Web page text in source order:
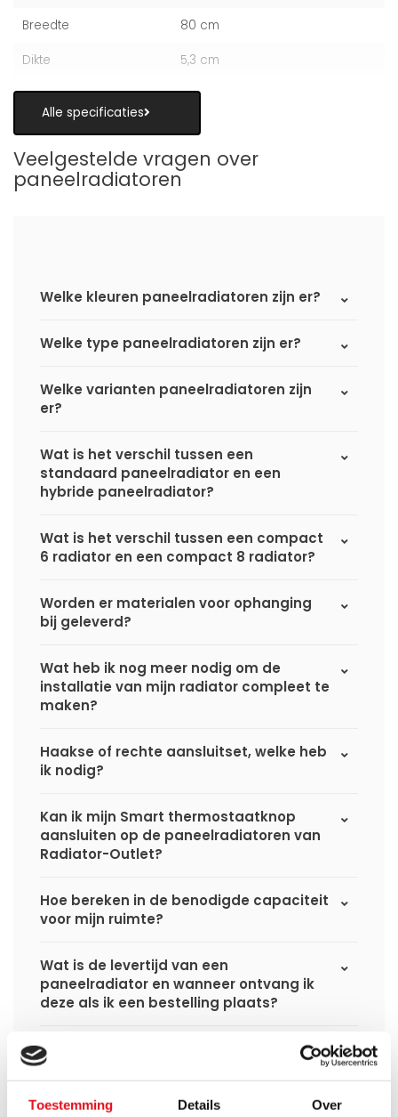
Toestemming Details Over
Breedte 80 cm
Dikte 5,3 cm
Alle specificaties
Veelgestelde vragen over
paneelradiatoren
Welke kleuren paneelradiatoren zijn er?
Welke type paneelradiatoren zijn er?
Welke varianten paneelradiatoren zijn
er?
Wat is het verschil tussen een
standaard paneelradiator en een
hybride paneelradiator?
Wat is het verschil tussen een compact
6 radiator en een compact 8 radiator?
Worden er materialen voor ophanging
bij geleverd?
Wat heb ik nog meer nodig om de
installatie van mijn radiator compleet te
maken?
Haakse of rechte aansluitset, welke heb
ik nodig?
Kan ik mijn Smart thermostaatknop
aansluiten op de paneelradiatoren van
Radiator-Outlet?
Hoe bereken in de benodigde capaciteit
voor mijn ruimte?
Wat is de levertijd van een
paneelradiator en wanneer ontvang ik
deze als ik een bestelling plaats?
Ik heb een (hybride) warmtepomp
installatie, kan ik alle radiatoren
gebruiken uit de website?